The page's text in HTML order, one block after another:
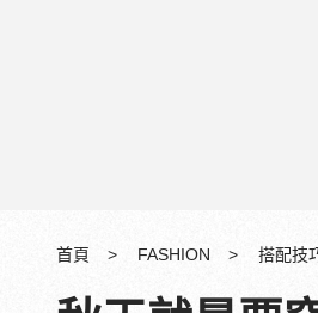
首頁 FASHION 搭配技